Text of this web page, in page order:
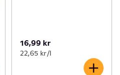
16,99 kr
22,65 kr /l